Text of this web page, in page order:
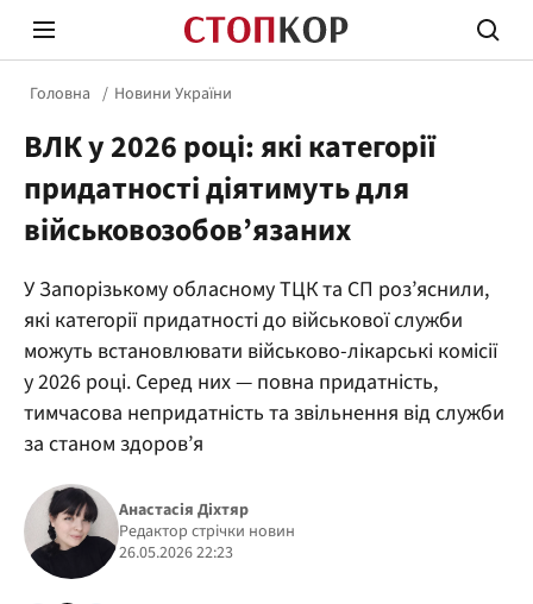
Політика
Головна Новини України
ВЛК у 2026 році: які категорії
придатності діятимуть для
військовозобов’язаних
У Запорізькому обласному ТЦК та СП роз’яснили,
які категорії придатності до військової служби
можуть встановлювати військово-лікарські комісії
у 2026 році. Серед них — повна придатність,
тимчасова непридатність та звільнення від служби
за станом здоров’я
Анастасія Діхтяр
Редактор стрічки новин
26.05.2026 22:23